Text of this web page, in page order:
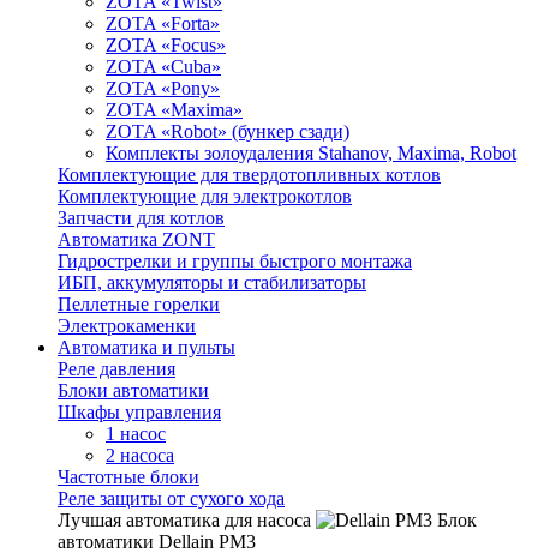
ZOTA «Forta»
ZOTA «Focus»
ZOTA «Cuba»
ZOTA «Pony»
ZOTA «Maxima»
ZOTA «Robot» (бункер сзади)
Комплекты золоудаления Stahanov, Maxima, Robot
Комплектующие для твердотопливных котлов
Комплектующие для электрокотлов
Запчасти для котлов
Автоматика ZONT
Гидрострелки и группы быстрого монтажа
ИБП, аккумуляторы и стабилизаторы
Пеллетные горелки
Электрокаменки
Автоматика и пульты
Реле давления
Блоки автоматики
Шкафы управления
1 насос
2 насоса
Частотные блоки
Реле защиты от сухого хода
Лучшая автоматика для насоса
Блок
автоматики Dellain PM3